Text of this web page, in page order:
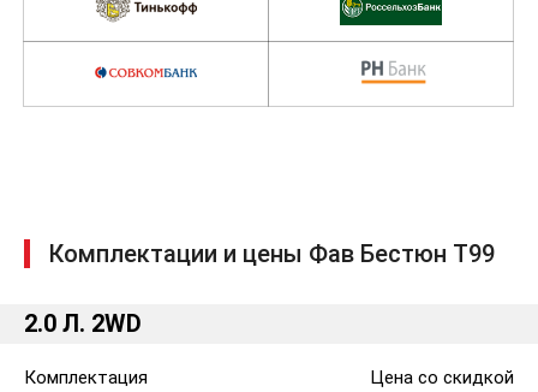
Комплектации и цены Фав Бестюн T99
2.0 Л. 2WD
Комплектация Цена со скидкой